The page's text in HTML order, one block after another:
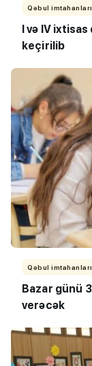
Qəbul imtahanları
I və IV
keçirilib
Qəbul imtahanları
Bazar günü
verəcək